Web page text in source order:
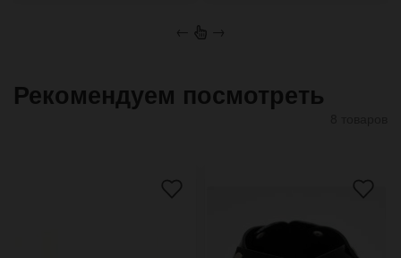
← →
Рекомендуем посмотреть